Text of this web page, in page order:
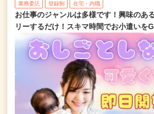
業務委託 登録制 在宅・内職
お仕事のジャンルは多様です！興味のあ
リーするだけ！スキマ時間でお小遣いを